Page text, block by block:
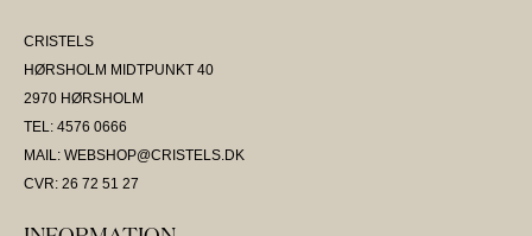
CRISTELS
HØRSHOLM MIDTPUNKT 40
2970 HØRSHOLM
TEL: 4576 0666
MAIL: WEBSHOP@CRISTELS.DK
CVR: 26 72 51 27